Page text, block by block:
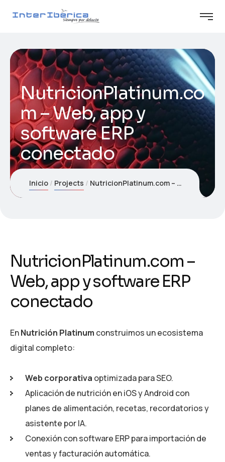
NutricionPlatinum.co
m – Web, app y
software ERP
conectado
Inicio Projects NutricionPlatinum.com – Web, app y software ERP conectado
NutricionPlatinum.com –
Web, app y software ERP
conectado
EnNutrición Platinum construimos un ecosistema
digital completo:
Web corporativa optimizada para SEO.
Aplicación de nutrición en iOS y Android con
planes de alimentación, recetas, recordatorios y
asistente por IA.
Conexión con software ERP para importación de
ventas y facturación automática.